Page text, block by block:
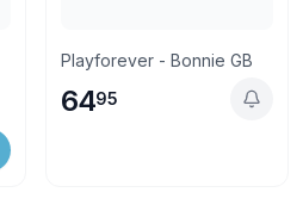
Playforever - Bonnie GB
6495